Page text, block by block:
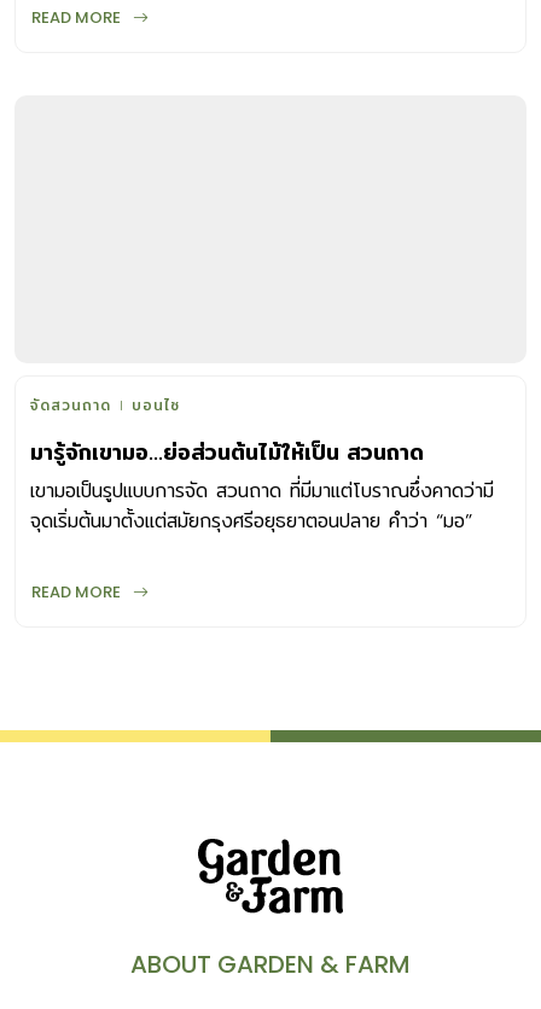
READ MORE
จัดสวนถาด บอนไซ
มารู้จักเขามอ…ย่อส่วนต้นไม้ให้เป็น สวนถาด
เขามอเป็นรูปแบบการจัด สวนถาด ที่มีมาแต่โบราณซึ่งคาดว่ามี
จุดเริ่มต้นมาตั้งแต่สมัยกรุงศรีอยุธยาตอนปลาย คำว่า “มอ”
READ MORE
ABOUT GARDEN & FARM